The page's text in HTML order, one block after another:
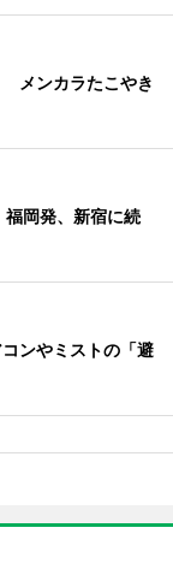
メンカラたこやき
岡発、新宿に続
ンやミストの「避